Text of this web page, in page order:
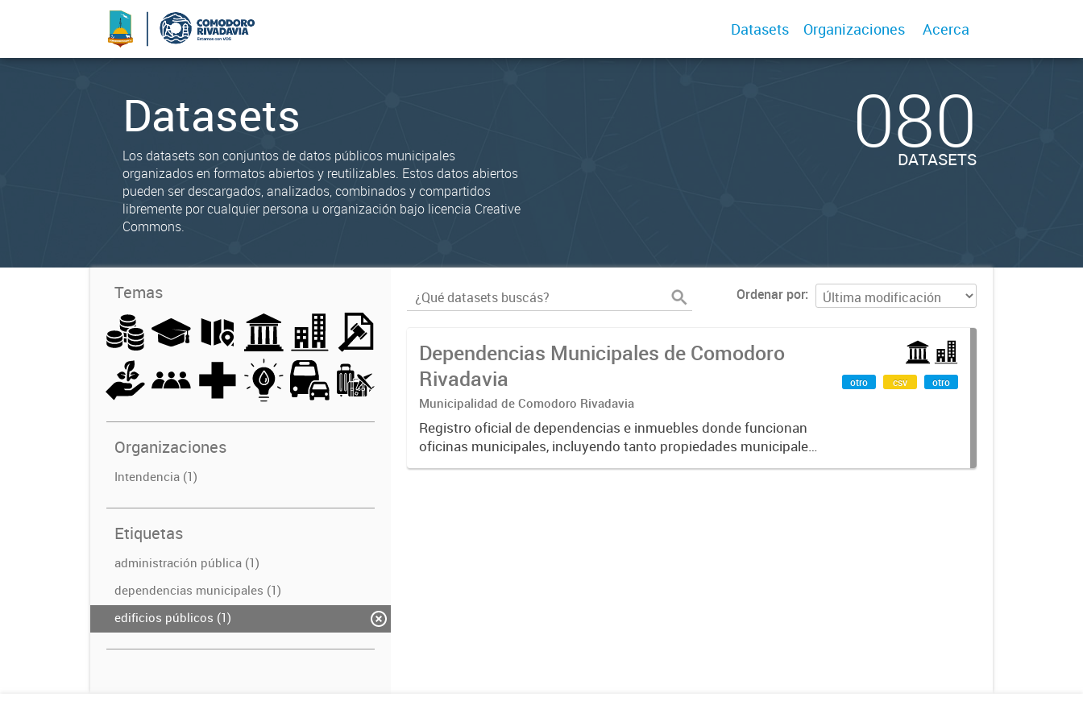
Datasets Organizaciones Acerca
Datasets
Los datasets son conjuntos de datos públicos municipales
organizados en formatos abiertos y reutilizables. Estos datos abiertos
pueden ser descargados, analizados, combinados y compartidos
libremente por cualquier persona u organización bajo licencia Creative
Commons.
080
DATASETS
Temas
Organizaciones
Intendencia (1)
Etiquetas
administración pública (1)
dependencias municipales (1)
edificios públicos (1)
Ordenar por
Dependencias Municipales de Comodoro
Rivadavia
Municipalidad de Comodoro Rivadavia
Registro oficial de dependencias e inmuebles donde funcionan
oficinas municipales, incluyendo tanto propiedades municipales
como alquiladas. Contiene información detallada de ubicación,
otro csv otro